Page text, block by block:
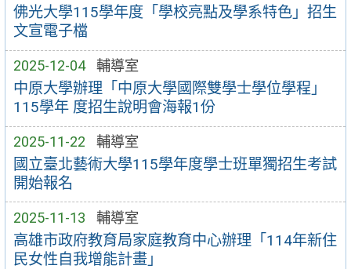
佛光大學115學年度「學校亮點及學系特色」招生
文宣電子檔
2025-12-04 輔導室
中原大學辦理「中原大學國際雙學士學位學程」
115學年 度招生說明會海報1份
2025-11-22 輔導室
國立臺北藝術大學115學年度學士班單獨招生考試
開始報名
2025-11-13 輔導室
高雄市政府教育局家庭教育中心辦理「114年新住
民女性自我增能計畫」